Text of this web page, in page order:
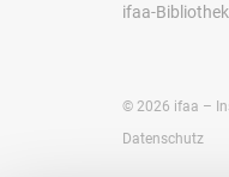
ifaa-Bibliothek
© 2026 ifaa –
Datenschutz